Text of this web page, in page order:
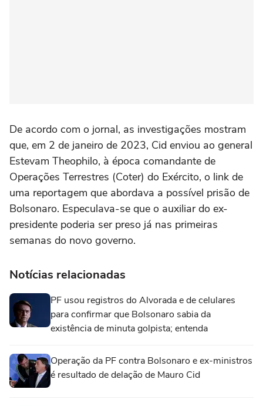
De acordo com o jornal, as investigações mostram
que, em 2 de janeiro de 2023, Cid enviou ao general
Estevam Theophilo, à época comandante de
Operações Terrestres (Coter) do Exército, o link de
uma reportagem que abordava a possível prisão de
Bolsonaro. Especulava-se que o auxiliar do ex-
presidente poderia ser preso já nas primeiras
semanas do novo governo.
Notícias relacionadas
PF usou registros do Alvorada e de celulares
para confirmar que Bolsonaro sabia da
existência de minuta golpista; entenda
Operação da PF contra Bolsonaro e ex-ministros
é resultado de delação de Mauro Cid